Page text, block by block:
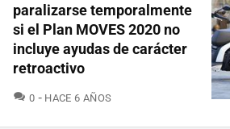
paralizarse temporalmente
si el Plan MOVES 2020 no
incluye ayudas de carácter
retroactivo
0 COMENTARIOS
HACE 6 AÑOS